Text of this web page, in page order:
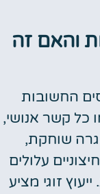
והאם זה
החשובות
כל קשר אנושי,
שוחקת,
עלולים
זוגי מציע